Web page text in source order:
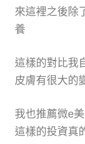
來這裡之後除
養
這樣的對比我
皮膚有很大的
我也推薦微e
這樣的投資真